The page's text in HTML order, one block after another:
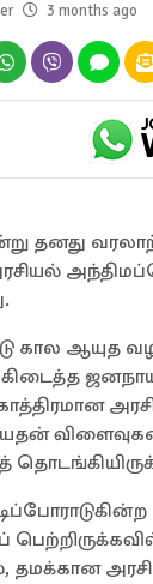
3 months ago
தனது
கால ஆயுத
கிடைத்த
காத்திரமான
தமக்கான